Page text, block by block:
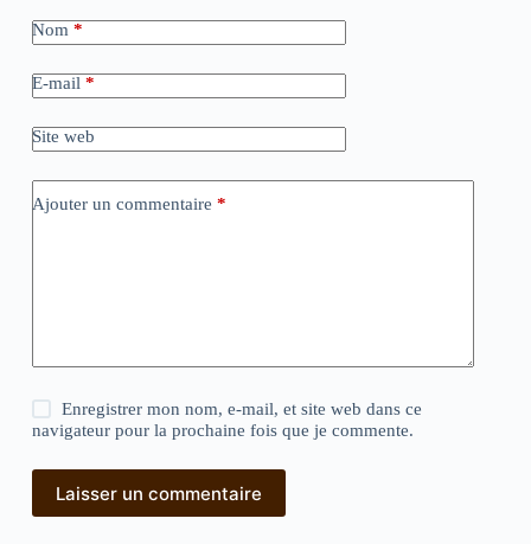
Nom*
E-mail*
Site web
Ajouter un commentaire *
Enregistrer mon nom, e-mail, et site web dans ce
navigateur pour la prochaine fois que je commente.
Laisser un commentaire